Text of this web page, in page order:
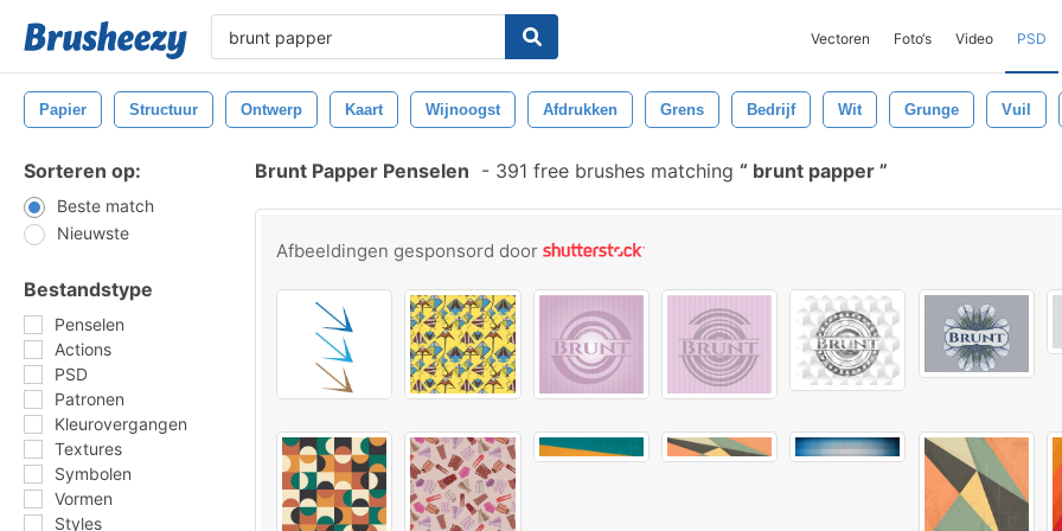
Vectoren Foto‘s Video PSD
Papier Structuur Ontwerp Kaart Wijnoogst Afdrukken Grens Bedrijf Wit Grunge Vuil
Sorteren op:
Beste match
Nieuwste
Bestandstype
Penselen
Actions
PSD
Patronen
Kleurovergangen
Textures
Symbolen
Vormen
Styles
Brunt Papper Penselen - 391 free brushes matching brunt papper
Afbeeldingen gesponsord door